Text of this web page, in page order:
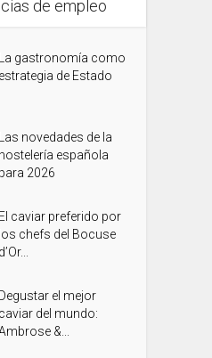
de empleo
La gastronomía como
estrategia de Estado
Las novedades de la
hostelería española
para 2026
El caviar preferido por
los chefs del Bocuse
d’Or...
Degustar el mejor
caviar del mundo:
&...